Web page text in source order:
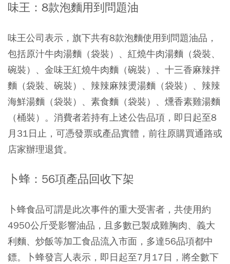
味王：8款泡麵用到問題油
味王公司表示，旗下共有8款泡麵使用到問題油品，
包括原汁牛肉湯麵（袋裝）、紅燒牛肉湯麵（袋裝、
碗裝）、金味王紅燒牛肉麵（碗裝）、十三香麻辣拌
麵（袋裝、碗裝）、辣辣麻辣燙湯麵（袋裝）、辣辣
海鮮湯麵（袋裝）、素食麵（袋裝）、燻香素雞湯麵
（桶裝）。消費者若持有上述公告品項，即日起至8
月31日止，可憑發票或產品實體，前往原購買通路或
店家辦理退貨。
卜蜂：56項產品回收下架
卜蜂食品可謂是此次事件的重大受害者，共使用約
4950公斤受影響油品，且多數已製成雞胸肉、義大
利麵、炒飯等加工食品流入市面，多達56品項都中
鏢。卜蜂發言人表示，即日起至7月17日，將全數下